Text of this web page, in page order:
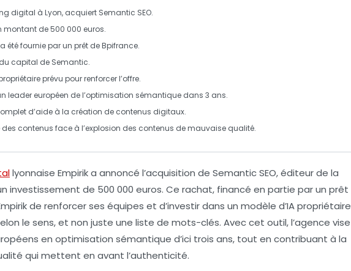
digital à Lyon, acquiert Semantic SEO.
montant de500 000 euros.
été fournie par un prêt deBpifrance.
capital de Semantic.
prévu pour renforcer l’offre.
leader européen de l’optimisation sémantique dans 3 ans.
d’aide à la création de contenus digitaux.
contenus face à l’explosion des contenus demauvaise qualité.
lyonnaise Empirika annoncé l’acquisition de Semantic SEO, éditeur de la
investissement de 500 000 euros. Ce rachat, financé en partie par un prêt
de renforcer ses équipes et d’investir dans un modèle d’IApropriétaire
le sens, et non juste une liste de mots-clés. Avec cet outil, l’agence vise
en optimisation sémantique d’ici trois ans, tout en contribuant à la
qui mettent en avant l’authenticité.